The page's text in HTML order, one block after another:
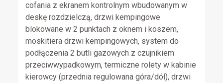
cofania z ekranem kontrolnym wbudowanym w
deskę rozdzielczą, drzwi kempingowe
blokowane w 2 punktach z oknem i koszem,
moskitiera drzwi kempingowych, system do
podłączenia 2 butli gazowych z czujnikiem
przeciwwypadkowym, termiczne rolety w kabinie
kierowcy (przednia regulowana góra/dół), drzwi